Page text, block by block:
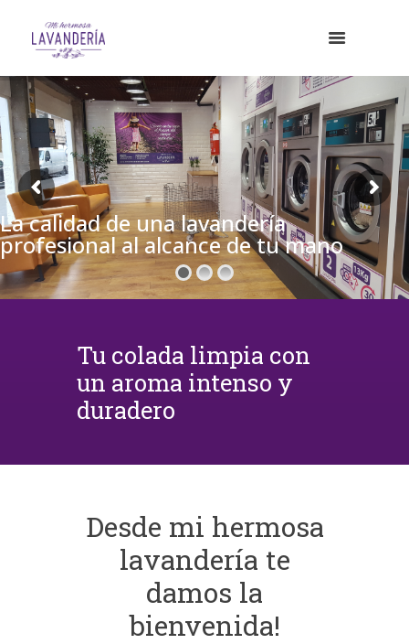
La calidad de una lavandería
profesional al alcance de tu mano
Tu colada limpia con
un aroma intenso y
duradero
Desde mi hermosa
lavandería te
damos la
bienvenida!